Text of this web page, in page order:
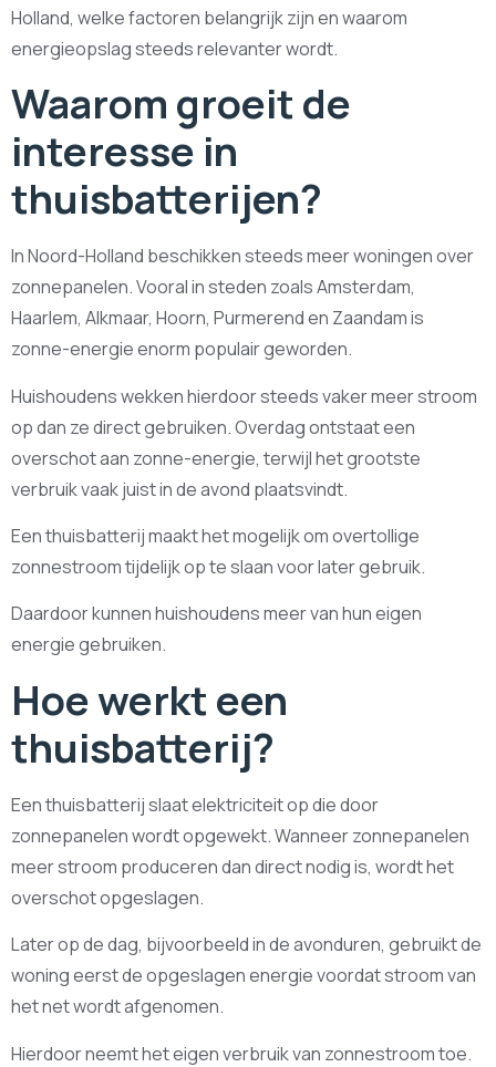
Holland, welke factoren belangrijk zijn en waarom
energieopslag steeds relevanter wordt.
Waarom groeit de
interesse in
thuisbatterijen?
In Noord-Holland beschikken steeds meer woningen over
zonnepanelen. Vooral in steden zoals Amsterdam,
Haarlem, Alkmaar, Hoorn, Purmerend en Zaandam is
zonne-energie enorm populair geworden.
Huishoudens wekken hierdoor steeds vaker meer stroom
op dan ze direct gebruiken. Overdag ontstaat een
overschot aan zonne-energie, terwijl het grootste
verbruik vaak juist in de avond plaatsvindt.
Een thuisbatterij maakt het mogelijk om overtollige
zonnestroom tijdelijk op te slaan voor later gebruik.
Daardoor kunnen huishoudens meer van hun eigen
energie gebruiken.
Hoe werkt een
thuisbatterij?
Een thuisbatterij slaat elektriciteit op die door
zonnepanelen wordt opgewekt. Wanneer zonnepanelen
meer stroom produceren dan direct nodig is, wordt het
overschot opgeslagen.
Later op de dag, bijvoorbeeld in de avonduren, gebruikt de
woning eerst de opgeslagen energie voordat stroom van
het net wordt afgenomen.
Hierdoor neemt het eigen verbruik van zonnestroom toe.